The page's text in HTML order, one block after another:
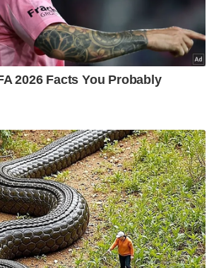
Sinar Harian.Klik di sini!